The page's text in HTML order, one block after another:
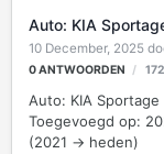
Auto: KIA
10 December, 2025
0ANTWOORDEN 172
Auto: KIA Sportage 5 (2021 -
Toegevoegd op: 2025-12-10 Bekijk deze
(2021 -> heden)